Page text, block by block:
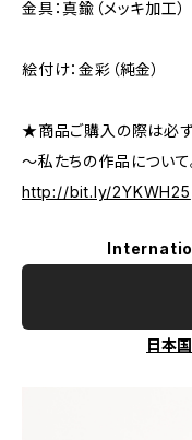
金具：真鍮（メッキ加工）
絵付け：金彩（純金）
★商品ご購入の際は必ず
～私たちの作品について
http://bit.ly/2YKWH25
日本